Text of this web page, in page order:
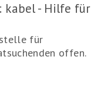
kabel - Hilfe für
für
offen.